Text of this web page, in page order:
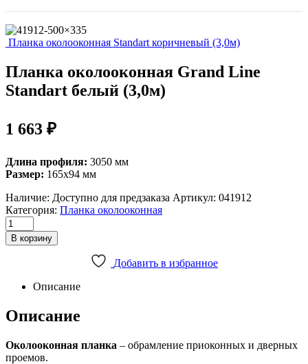
Планка околооконная Standart коричневый (3,0м)
Планка околооконная Grand Line
Standart белый (3,0м)
1 663 ₽
Длина профиля: 3050 мм
Размер: 165х94 мм
Наличие: Доступно для предзаказа Артикул: 041912
Категория: Планка околооконная
Планка
околооконная
Grand
белый
quantity
В корзину
Добавить в избранное
Описание
Описание
Околооконная планка – обрамление приоконных и дверных
проемов.